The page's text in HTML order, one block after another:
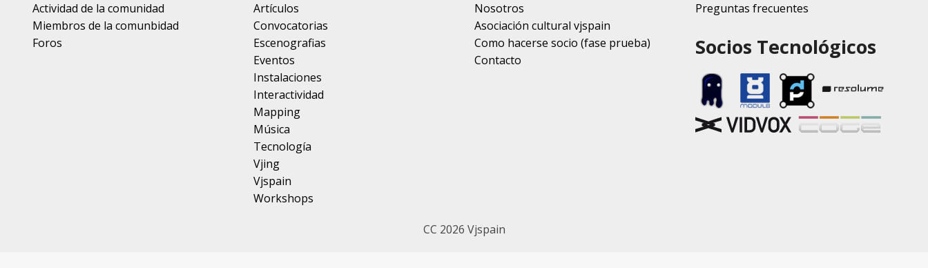
Actividad de la comunidad
Miembros de la comunbidad
Foros
Artículos
Convocatorias
Escenografias
Eventos
Instalaciones
Interactividad
Mapping
Música
Tecnología
Vjing
Vjspain
Workshops
Nosotros
Asociación cultural vjspain
Como hacerse socio (fase prueba)
Contacto
Preguntas frecuentes
Socios Tecnológicos
CC 2026 Vjspain